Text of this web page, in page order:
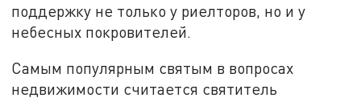
поддержку не только у риелторов, но и у
небесных покровителей.
Самым популярным святым в вопросах
недвижимости считается святитель